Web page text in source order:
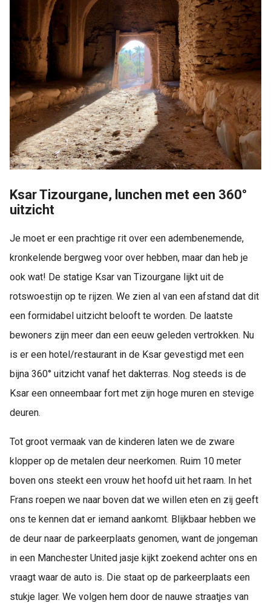
Ksar Tizourgane, lunchen met een 360°
uitzicht
Je moet er een prachtige rit over een adembenemende,
kronkelende bergweg voor over hebben, maar dan heb je
ook wat! De statige Ksar van Tizourgane lijkt uit de
rotswoestijn op te rijzen. We zien al van een afstand dat dit
een formidabel uitzicht belooft te worden. De laatste
bewoners zijn meer dan een eeuw geleden vertrokken. Nu
is er een hotel/restaurant in de Ksar gevestigd met een
bijna 360° uitzicht vanaf het dakterras. Nog steeds is de
Ksar een onneembaar fort met zijn hoge muren en stevige
deuren.
Tot groot vermaak van de kinderen laten we de zware
klopper op de metalen deur neerkomen. Ruim 10 meter
boven ons steekt een vrouw het hoofd uit het raam. In het
Frans roepen we naar boven dat we willen eten en zij geeft
ons te kennen dat er iemand aankomt. Blijkbaar hebben we
de deur naar de parkeerplaats genomen, want de jongeman
in een Manchester United jasje kijkt zoekend achter ons en
vraagt waar de auto is. Die staat op de parkeerplaats een
stukje lager. We volgen hem door de nauwe straatjes van